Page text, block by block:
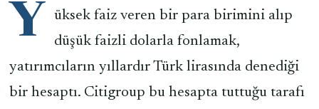
Y
üksek faiz veren bir para birimini alıp
düşük faizli dolarla fonlamak,
yatırımcıların yıllardır Türk lirasında denediği
bir hesaptı. Citigroup bu hesapta tuttuğu tarafı